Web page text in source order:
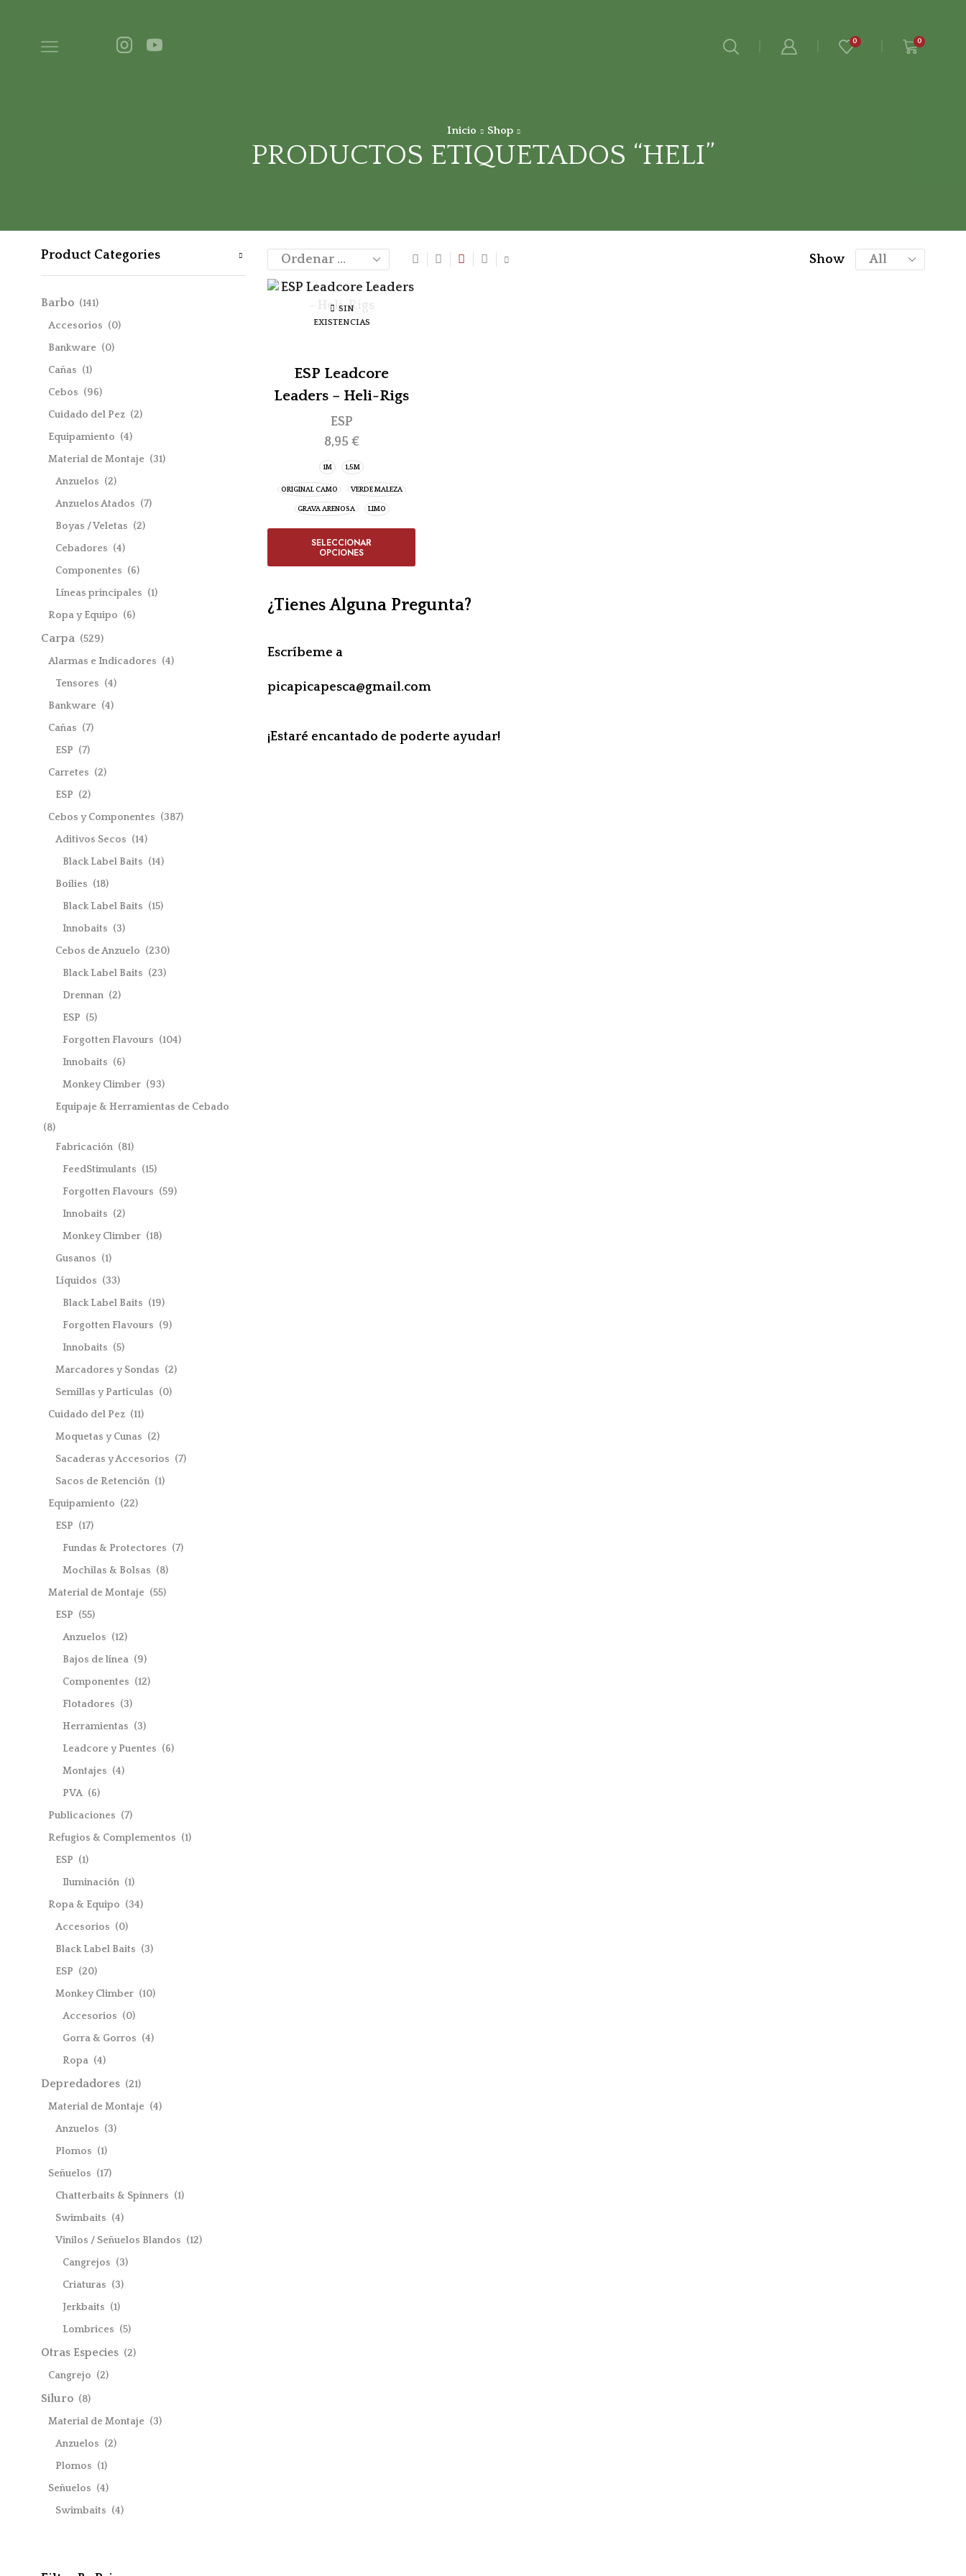
0 0
Inicio Shop
PRODUCTOS ETIQUETADOS “HELI”
Show
SIN
EXISTENCIAS
ESP Leadcore
Leaders – Heli-Rigs
ESP
8,95 €
1M 1,5M
ORIGINAL CAMO VERDE MALEZA
GRAVA ARENOSA LIMO
SELECCIONAR
OPCIONES
¿Tienes Alguna Pregunta?
Escríbeme a
picapicapesca@gmail.com
¡Estaré encantado de poderte ayudar!
Product Categories
Barbo (141)
Accesorios (0)
Bankware (0)
Cañas (1)
Cebos (96)
Cuidado del Pez (2)
Equipamiento (4)
Material de Montaje (31)
Anzuelos (2)
Anzuelos Atados (7)
Boyas / Veletas (2)
Cebadores (4)
Componentes (6)
Líneas principales (1)
Ropa y Equipo (6)
Carpa (529)
Alarmas e Indicadores (4)
Tensores (4)
Bankware (4)
Cañas (7)
ESP (7)
Carretes (2)
ESP (2)
Cebos y Componentes (387)
Aditivos Secos (14)
Black Label Baits (14)
Boilies (18)
Black Label Baits (15)
Innobaits (3)
Cebos de Anzuelo (230)
Black Label Baits (23)
Drennan (2)
ESP (5)
Forgotten Flavours (104)
Innobaits (6)
Monkey Climber (93)
Equipaje & Herramientas de Cebado
(8)
Fabricación (81)
FeedStimulants (15)
Forgotten Flavours (59)
Innobaits (2)
Monkey Climber (18)
Gusanos (1)
Líquidos (33)
Black Label Baits (19)
Forgotten Flavours (9)
Innobaits (5)
Marcadores y Sondas (2)
Semillas y Partículas (0)
Cuidado del Pez (11)
Moquetas y Cunas (2)
Sacaderas y Accesorios (7)
Sacos de Retención (1)
Equipamiento (22)
ESP (17)
Fundas & Protectores (7)
Mochilas & Bolsas (8)
Material de Montaje (55)
ESP (55)
Anzuelos (12)
Bajos de línea (9)
Componentes (12)
Flotadores (3)
Herramientas (3)
Leadcore y Puentes (6)
Montajes (4)
PVA (6)
Publicaciones (7)
Refugios & Complementos (1)
ESP (1)
Iluminación (1)
Ropa & Equipo (34)
Accesorios (0)
Black Label Baits (3)
ESP (20)
Monkey Climber (10)
Accesorios (0)
Gorra & Gorros (4)
Ropa (4)
Depredadores (21)
Material de Montaje (4)
Anzuelos (3)
Plomos (1)
Señuelos (17)
Chatterbaits & Spinners (1)
Swimbaits (4)
Vinilos / Señuelos Blandos (12)
Cangrejos (3)
Criaturas (3)
Jerkbaits (1)
Lombrices (5)
Otras Especies (2)
Cangrejo (2)
Siluro (8)
Material de Montaje (3)
Anzuelos (2)
Plomos (1)
Señuelos (4)
Swimbaits (4)